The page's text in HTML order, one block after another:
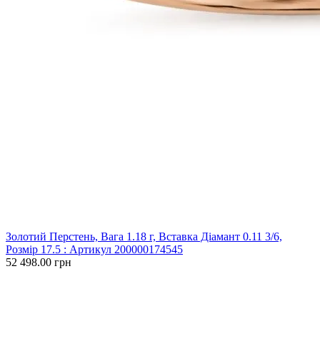
Золотий Перстень, Вага 1.18 г, Вставка Діамант 0.11 3/6,
Розмір 17.5 : Артикул 200000174545
52 498.00 грн